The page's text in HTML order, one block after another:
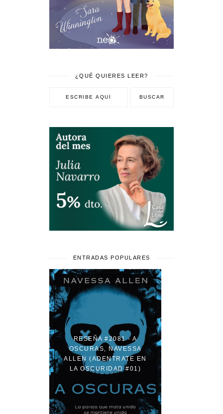
¿QUÉ QUIERES LEER?
ENTRADAS POPULARES
RESEÑA #2081 - A
OSCURAS, NAVESSA
ALLEN (ADENTRATE EN
LA OSCURIDAD #01)